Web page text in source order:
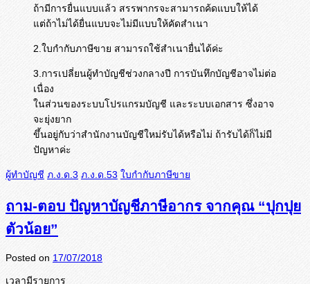
ถ้ามีการยื่นแบบแล้ว สรรพากรจะสามารถค้ดแบบให้ได้
แต่ถ้าไม่ได้ยื่นแบบจะไม่มีแบบให้คัดสำเนา
2.ใบกำกับภาษีขาย สามารถใช้สำเนายื่นได้ค่ะ
3.การเปลี่ยนผู้ทำบัญชีช่วงกลางปี การบันทึกบัญชีอาจไม่ต่อ
เนื่อง
ในส่วนของระบบโปรแกรมบัญชี และระบบเอกสาร ซึ่งอาจ
จะยุ่งยาก
ขึ้นอยู่กับว่าสำนักงานบัญชีใหม่รับได้หรือไม่ ถ้ารับได้ก็ไม่มี
ปัญหาค่ะ
ผู้ทำบัญชี ภ.ง.ด.3 ภ.ง.ด.53 ใบกำกับภาษีขาย
ถาม-ตอบ ปัญหาบัญชีภาษีอากร จากคุณ “ปุกปุย
ตัวน้อย”
Posted on 17/07/2018
เวลามีรายการ